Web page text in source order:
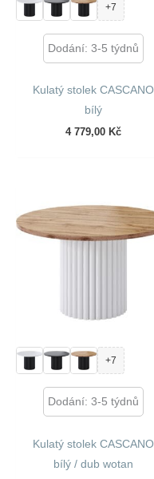
+7
Dodání: 3-5 týdnů
Kulatý stolek CASCANO
bílý
4 779,00 Kč
+7
Dodání: 3-5 týdnů
Kulatý stolek CASCANO
bílý / dub wotan